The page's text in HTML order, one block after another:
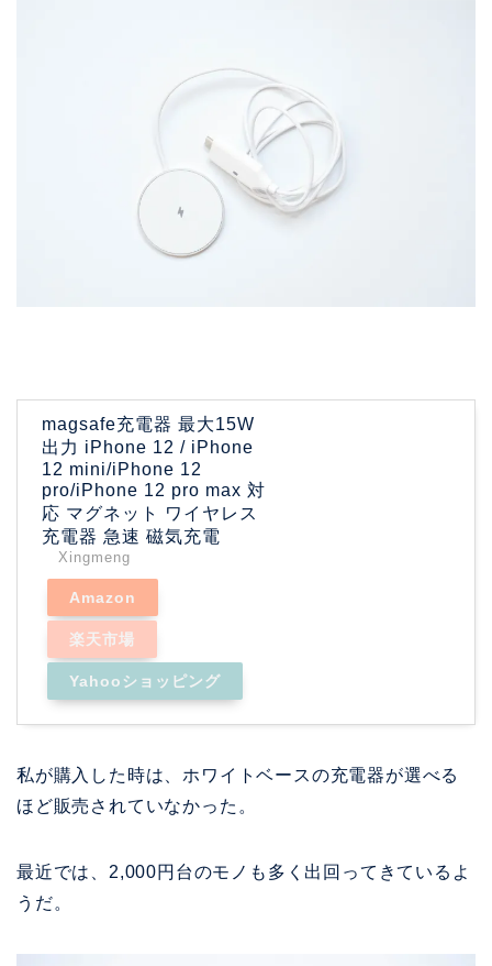
magsafe充電器 最大15W
出力 iPhone 12 / iPhone
12 mini/iPhone 12
pro/iPhone 12 pro max 対
応 マグネット ワイヤレス
充電器 急速 磁気充電
Xingmeng
Amazon
楽天市場
Yahooショッピング
私が購入した時は、ホワイトベースの充電器が選べる
ほど販売されていなかった。
最近では、2,000円台のモノも多く出回ってきているよ
うだ。